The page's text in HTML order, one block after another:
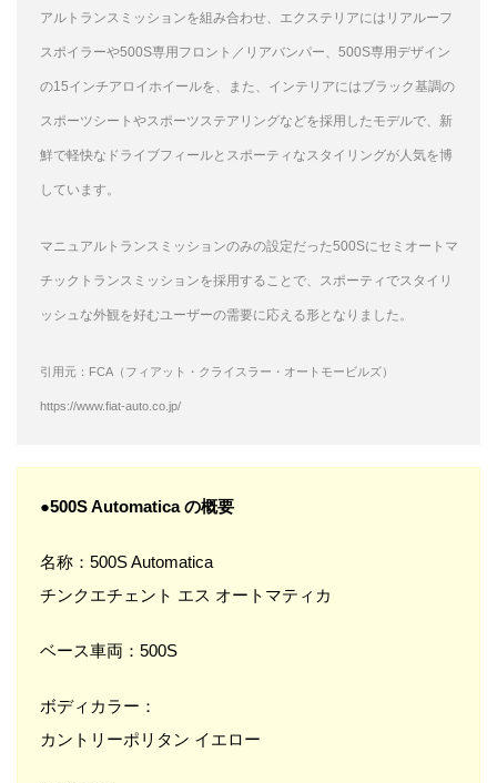
アルトランスミッションを組み合わせ、エクステリアにはリアルーフ
スポイラーや500S専用フロント／リアバンパー、500S専用デザイン
の15インチアロイホイールを、また、インテリアにはブラック基調の
スポーツシートやスポーツステアリングなどを採用したモデルで、新
鮮で軽快なドライブフィールとスポーティなスタイリングが人気を博
しています。
マニュアルトランスミッションのみの設定だった500Sにセミオートマ
チックトランスミッションを採用することで、スポーティでスタイリ
ッシュな外観を好むユーザーの需要に応える形となりました。
引用元：FCA（フィアット・クライスラー・オートモービルズ）
https://www.fiat-auto.co.jp/
●500S Automatica の概要
名称：500S Automatica
チンクエチェント エス オートマティカ
ベース車両：500S
ボディカラー：
カントリーポリタン イエロー